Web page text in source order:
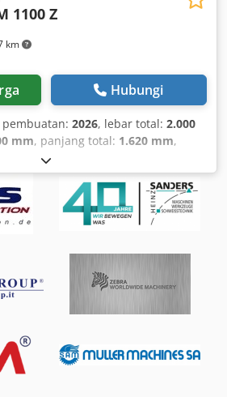
km
1100 Z
Hubungi
pembuatan: 2026, lebar total: 2.000
mm, panjang total: 1.620 mm,
, berat keseluruhan:
masuk:20 A, ketebalan lembaran
pelat baja (maks.): 120 mm,
mm. Deburring of metal-cut parts up
DM1100 Z finishes and deburrs
to deburr components sized from
mm in width. The DM1100 Z is also
Z Working capacity (mm):
stations (Z): 1 Cjdpfx
belt dimensions (mm): 1100x1850